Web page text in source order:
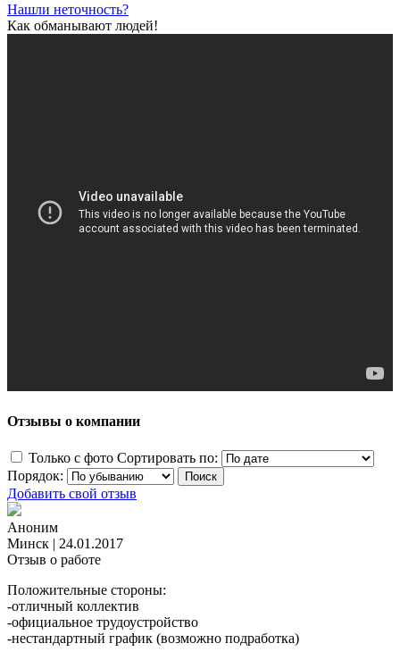
Нашли неточность?
Как обманывают людей!
Отзывы о компании
Только с фото Сортировать по:
Порядок:
Добавить свой отзыв
Аноним
Минск | 24.01.2017
Отзыв о работе
Положительные стороны:
-отличный коллектив
-официальное трудоустройство
-нестандартный график (возможно подработка)